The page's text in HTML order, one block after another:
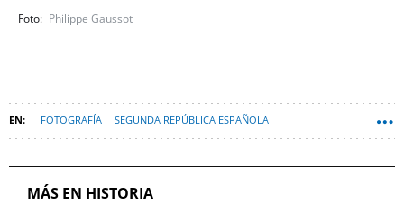
Philippe Gaussot
FOTOGRAFÍA SEGUNDA REPÚBLICA ESPAÑOLA
MÁS EN HISTORIA